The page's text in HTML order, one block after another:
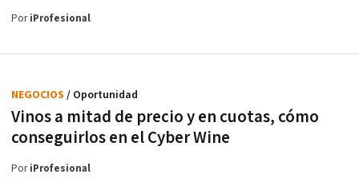
PoriProfesional
Vinos a mitad de precio y en cuotas, cómo
conseguirlos en el Cyber Wine
NEGOCIOS / Oportunidad
PoriProfesional